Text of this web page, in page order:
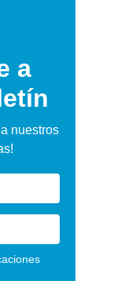
a
nuestros